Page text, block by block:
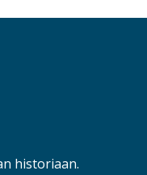
historiaan.